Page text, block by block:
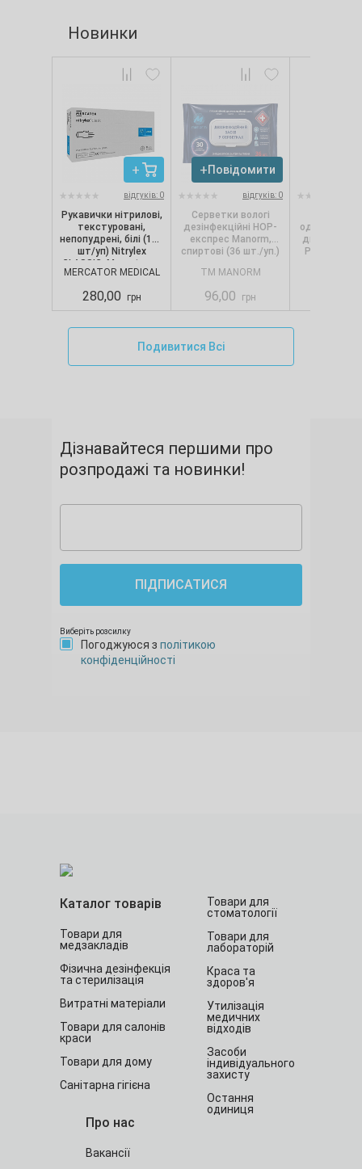
Новинки
відгуків: 0
Рукавички нітрилові,
текстуровані,
непопудрені, білі (100
шт/уп) Nitrylex
CLASSIC, Mercator, р.
S
MERCATOR MEDICAL
280,00 грн
Повідомити
відгуків: 0
Серветки вологі
дезінфекційні НОР-
експрес Manorm,
спиртові (36 шт./уп.)
TM MANORM
96,00 грн
одношарові,
Pro.Extra,
Подивитися Всі
Дізнавайтеся першими про
розпродажі та новинки!
ПІДПИСАТИСЯ
Виберіть розсилку
Погоджуюся з політикою
конфіденційності
Каталог товарів
Товари для
медзакладів
Фізична дезінфекція
та стерилізація
Витратні матеріали
Товари для салонів
краси
Товари для дому
Санітарна гігієна
Товари для
стоматології
Товари для
лабораторій
Краса та
здоров'я
Утилізація
медичних
відходів
Засоби
індивідуального
захисту
Остання
одиниця
Про нас
Вакансії